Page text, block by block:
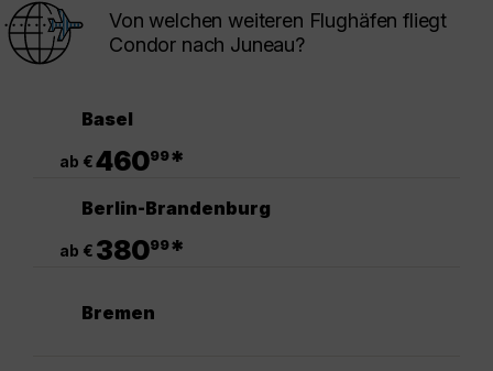
Von welchen weiteren Flughäfen fliegt
Condor nach Juneau?
Basel
ab €46099*
Berlin-Brandenburg
ab € 38099*
Bremen